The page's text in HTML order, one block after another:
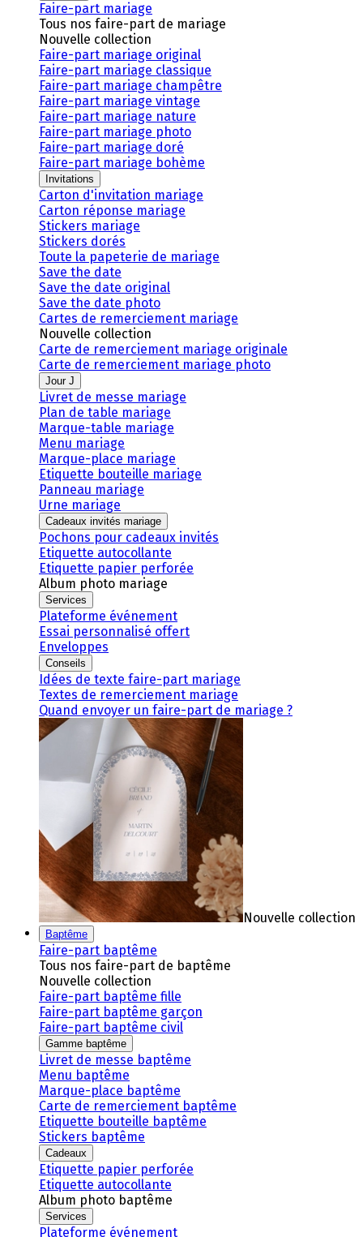
Faire-part mariage
Tous nos faire-part de mariage
Nouvelle collection
Faire-part mariage original
Faire-part mariage classique
Faire-part mariage champêtre
Faire-part mariage vintage
Faire-part mariage nature
Faire-part mariage photo
Faire-part mariage doré
Faire-part mariage bohème
Invitations
Carton d'invitation mariage
Carton réponse mariage
Stickers mariage
Stickers dorés
Toute la papeterie de mariage
Save the date
Save the date original
Save the date photo
Cartes de remerciement mariage
Nouvelle collection
Carte de remerciement mariage originale
Carte de remerciement mariage photo
Jour J
Livret de messe mariage
Plan de table mariage
Marque-table mariage
Menu mariage
Marque-place mariage
Etiquette bouteille mariage
Panneau mariage
Urne mariage
Cadeaux invités mariage
Pochons pour cadeaux invités
Etiquette autocollante
Etiquette papier perforée
Album photo mariage
Services
Plateforme événement
Essai personnalisé offert
Enveloppes
Conseils
Idées de texte faire-part mariage
Textes de remerciement mariage
Quand envoyer un faire-part de mariage ?
Nouvelle collection
Baptême
Faire-part baptême
Tous nos faire-part de baptême
Nouvelle collection
Faire-part baptême fille
Faire-part baptême garçon
Faire-part baptême civil
Gamme baptême
Livret de messe baptême
Menu baptême
Marque-place baptême
Carte de remerciement baptême
Etiquette bouteille baptême
Stickers baptême
Cadeaux
Etiquette papier perforée
Etiquette autocollante
Album photo baptême
Services
Plateforme événement